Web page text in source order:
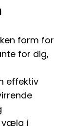
form for
for dig,
effektiv
vælg i